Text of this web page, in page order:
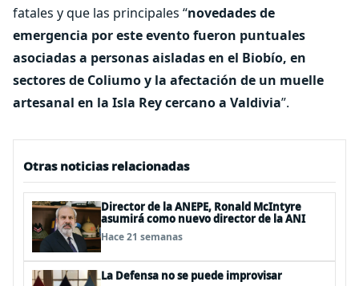
fatales y que las principales “novedades de
emergencia por este evento fueron puntuales
asociadas a personas aisladas en el Biobío, en
sectores de Coliumo y la afectación de un muelle
artesanal en la Isla Rey cercano a Valdivia”.
Otras noticias relacionadas
Director de la ANEPE, Ronald McIntyre
asumirá como nuevo director de la ANI
Hace 21 semanas
La Defensa no se puede improvisar